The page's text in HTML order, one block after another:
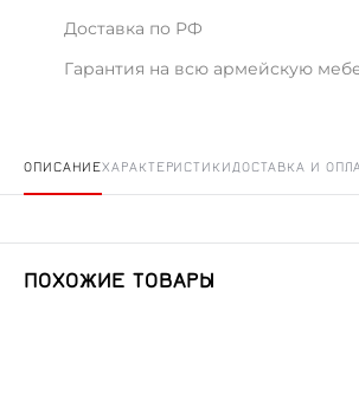
Доставка по РФ
Гарантия на всю армейскую
ОПИСАНИЕХАРАКТЕРИСТИКИДОСТАВКА И
ПОХОЖИЕ ТОВАРЫ